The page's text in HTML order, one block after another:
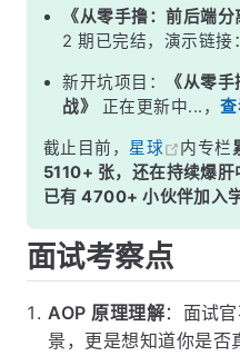
面试高频追问
常见面试变体
记忆口诀
总结
《从零手撸：前后端
2 期已完结，演示链接：
新开坑项目：
《从零
战》
正在更新中...，
截止目前， 星球 内专栏
5110+ 张，还在持续爆肝
已有 4700+ 小伙伴加入
面试考察点
AOP 原理理解：面试
景，更是想知道你是